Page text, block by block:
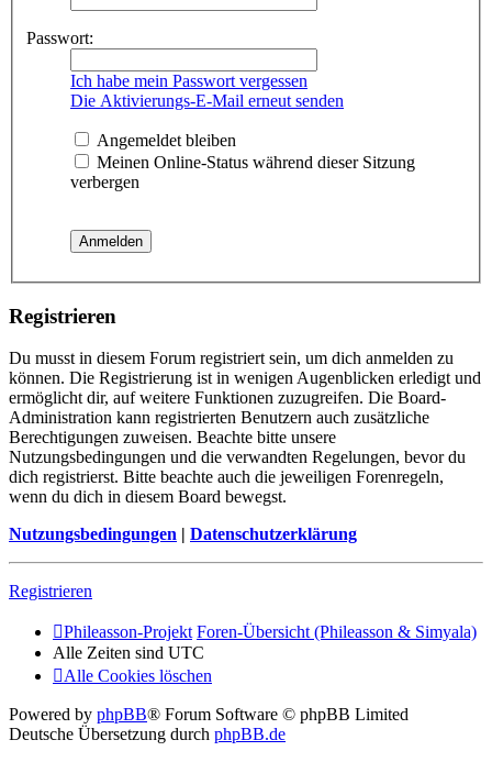
Passwort:
Ich habe mein Passwort vergessen
Die Aktivierungs-E-Mail erneut senden
Angemeldet bleiben
Meinen Online-Status während dieser Sitzung
verbergen
Registrieren
Du musst in diesem Forum registriert sein, um dich anmelden zu
können. Die Registrierung ist in wenigen Augenblicken erledigt und
ermöglicht dir, auf weitere Funktionen zuzugreifen. Die Board-
Administration kann registrierten Benutzern auch zusätzliche
Berechtigungen zuweisen. Beachte bitte unsere
Nutzungsbedingungen und die verwandten Regelungen, bevor du
dich registrierst. Bitte beachte auch die jeweiligen Forenregeln,
wenn du dich in diesem Board bewegst.
Nutzungsbedingungen | Datenschutzerklärung
Registrieren
Phileasson-Projekt Foren-Übersicht (Phileasson & Simyala)
Alle Zeiten sind UTC
Alle Cookies löschen
Powered by phpBB® Forum Software © phpBB Limited
Deutsche Übersetzung durch phpBB.de